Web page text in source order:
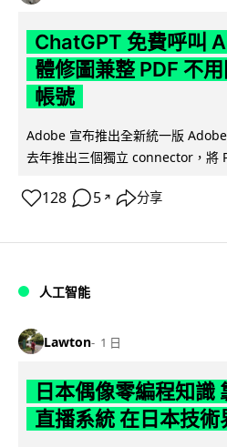
ChatGPT 免費呼叫
體修圖兼整 PDF 不
帳號
Adobe 宣布推出全新統一版
去年推出三個獨立 connector，將
128 5 ↗ 分享
人工智能
Lawton 1 日
日本偶像零編程知識
直播系統 在日本技術